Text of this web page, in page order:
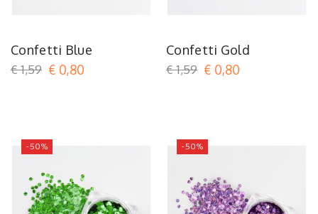
Confetti Blue
€ 1,59 € 0,80
Confetti Gold
€ 1,59 € 0,80
-50% -50%